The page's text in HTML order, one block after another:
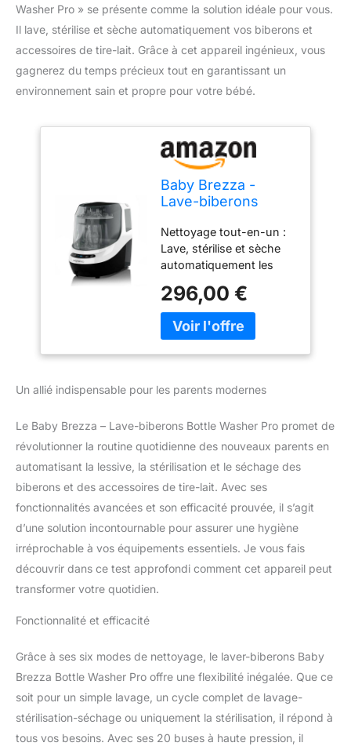
Washer Pro » se présente comme la solution idéale pour vous.
Il lave, stérilise et sèche automatiquement vos biberons et
accessoires de tire-lait. Grâce à cet appareil ingénieux, vous
gagnerez du temps précieux tout en garantissant un
environnement sain et propre pour votre bébé.
Baby Brezza -
Lave-biberons
lave, stérilise et
sèche
automatiquement
biberons et
accessoires de tire-
lait
Nettoyage tout-en-un :
Lave, stérilise et sèche
automatiquement les
tire-lait et les tasses à
bec. Le seul lave-biberon
dont il a été
N'utilisez plus jamais de
puissant et rapide : Avec
20 jets d'eau à haute
pression, il nettoie avec
surfaces, mêmes les
coins difficiles à
atteindre. Tue 99,9 %
des germes à la vapeur,
puis sèche avec un air
exempt de germes grâce
simple, ne nécessite
aucun tuyau
d'évacuation grâce aux
et d'eau sale. Peut être
utilisé n'importe où dans
296,00 €
Un allié indispensable pour les parents modernes
Le Baby Brezza – Lave-biberons Bottle Washer Pro promet de
révolutionner la routine quotidienne des nouveaux parents en
automatisant la lessive, la stérilisation et le séchage des
biberons et des accessoires de tire-lait. Avec ses
fonctionnalités avancées et son efficacité prouvée, il s’agit
d’une solution incontournable pour assurer une hygiène
irréprochable à vos équipements essentiels. Je vous fais
découvrir dans ce test approfondi comment cet appareil peut
transformer votre quotidien.
Fonctionnalité et efficacité
Grâce à ses six modes de nettoyage, le laver-biberons Baby
Brezza Bottle Washer Pro offre une flexibilité inégalée. Que ce
soit pour un simple lavage, un cycle complet de lavage-
stérilisation-séchage ou uniquement la stérilisation, il répond à
tous vos besoins. Avec ses 20 buses à haute pression, il